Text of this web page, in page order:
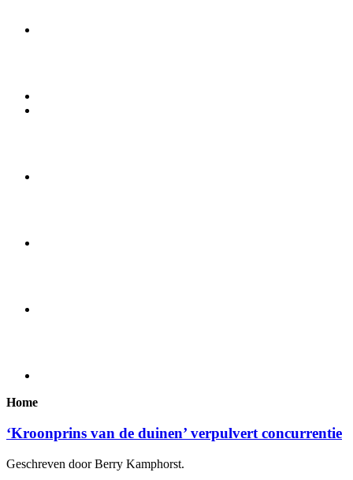
Home
‘Kroonprins van de duinen’ verpulvert concurrentie
Geschreven door Berry Kamphorst.